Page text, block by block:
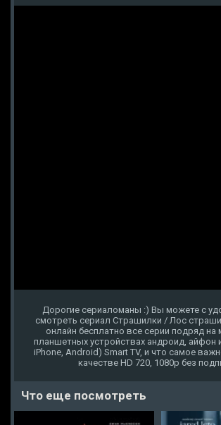
Дорогие сериаломаны :) Вы можете с
смотреть сериал Страшилки / Лос
онлайн бесплатно все серии подряд на
планшетных устройствах андроид, айфон
iPhone, Android) Smart TV, и что самое
качестве HD 720, 1080p без
Что еще посмотреть